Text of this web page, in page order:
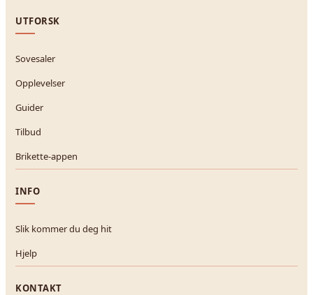
UTFORSK
Sovesaler
Opplevelser
Guider
Tilbud
Brikette-appen
INFO
Slik kommer du deg hit
Hjelp
KONTAKT